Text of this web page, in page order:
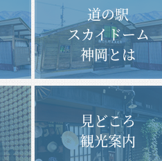
道の駅
スカイドーム
神岡とは
見どころ
観光案内